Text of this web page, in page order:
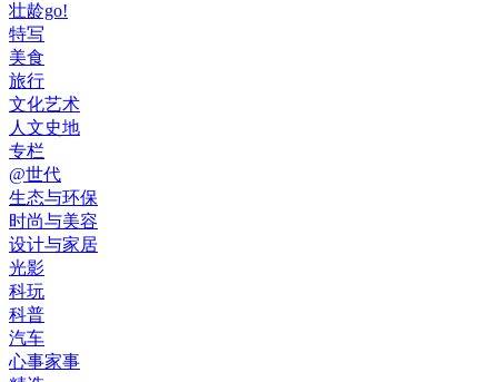
壮龄go!
特写
美食
旅行
文化艺术
人文史地
专栏
@世代
生态与环保
时尚与美容
设计与家居
光影
科玩
科普
汽车
心事家事